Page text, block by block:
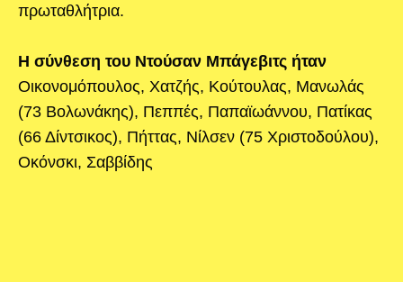
πρωταθλήτρια.
Η σύνθεση του Ντούσαν Μπάγεβιτς ήταν
Οικονομόπουλος, Χατζής, Κούτουλας, Μανωλάς
(73 Βολωνάκης), Πεππές, Παπαϊωάννου, Πατίκας
(66 Δίντσικος), Πήττας, Νίλσεν (75 Χριστοδούλου),
Οκόνσκι, Σαββίδης